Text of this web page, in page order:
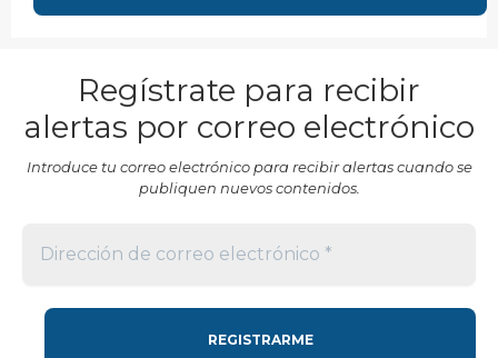
Regístrate para recibir
alertas por correo electrónico
Introduce tu correo electrónico para recibir alertas cuando se
publiquen nuevos contenidos.